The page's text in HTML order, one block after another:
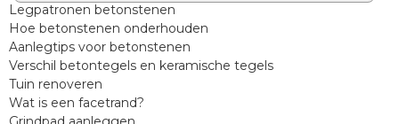
Legpatronen betonstenen
Hoe betonstenen onderhouden
Aanlegtips voor betonstenen
Verschil betontegels en keramische tegels
Tuin renoveren
Wat is een facetrand?